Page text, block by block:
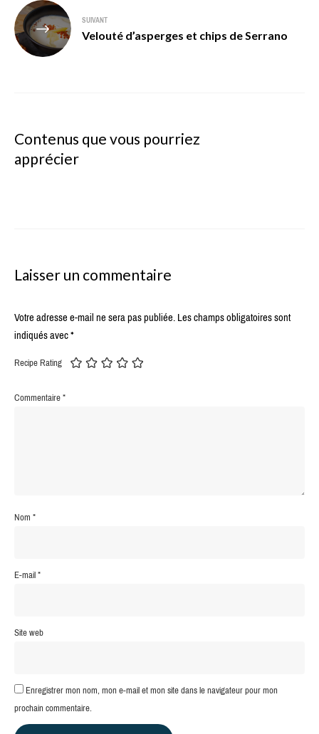
SUIVANT
Velouté d’asperges et chips de Serrano
Contenus que vous pourriez
apprécier
Laisser un commentaire
Votre adresse e-mail ne sera pas publiée.Les champs obligatoires sont
indiqués avec*
Recipe Rating
Commentaire*
Nom*
E-mail*
Site web
Enregistrer mon nom, mon e-mail et mon site dans le navigateur pour mon
prochain commentaire.